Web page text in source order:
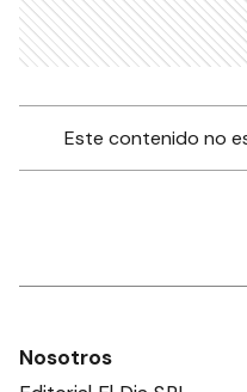
Este contenido no
Nosotros